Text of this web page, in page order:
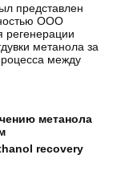
представлен
ООО
регенерации
метанола за
между
метанола
recovery